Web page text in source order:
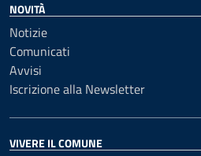
NOVITÀ
Notizie
Comunicati
Avvisi
Iscrizione alla Newsletter
VIVERE IL COMUNE